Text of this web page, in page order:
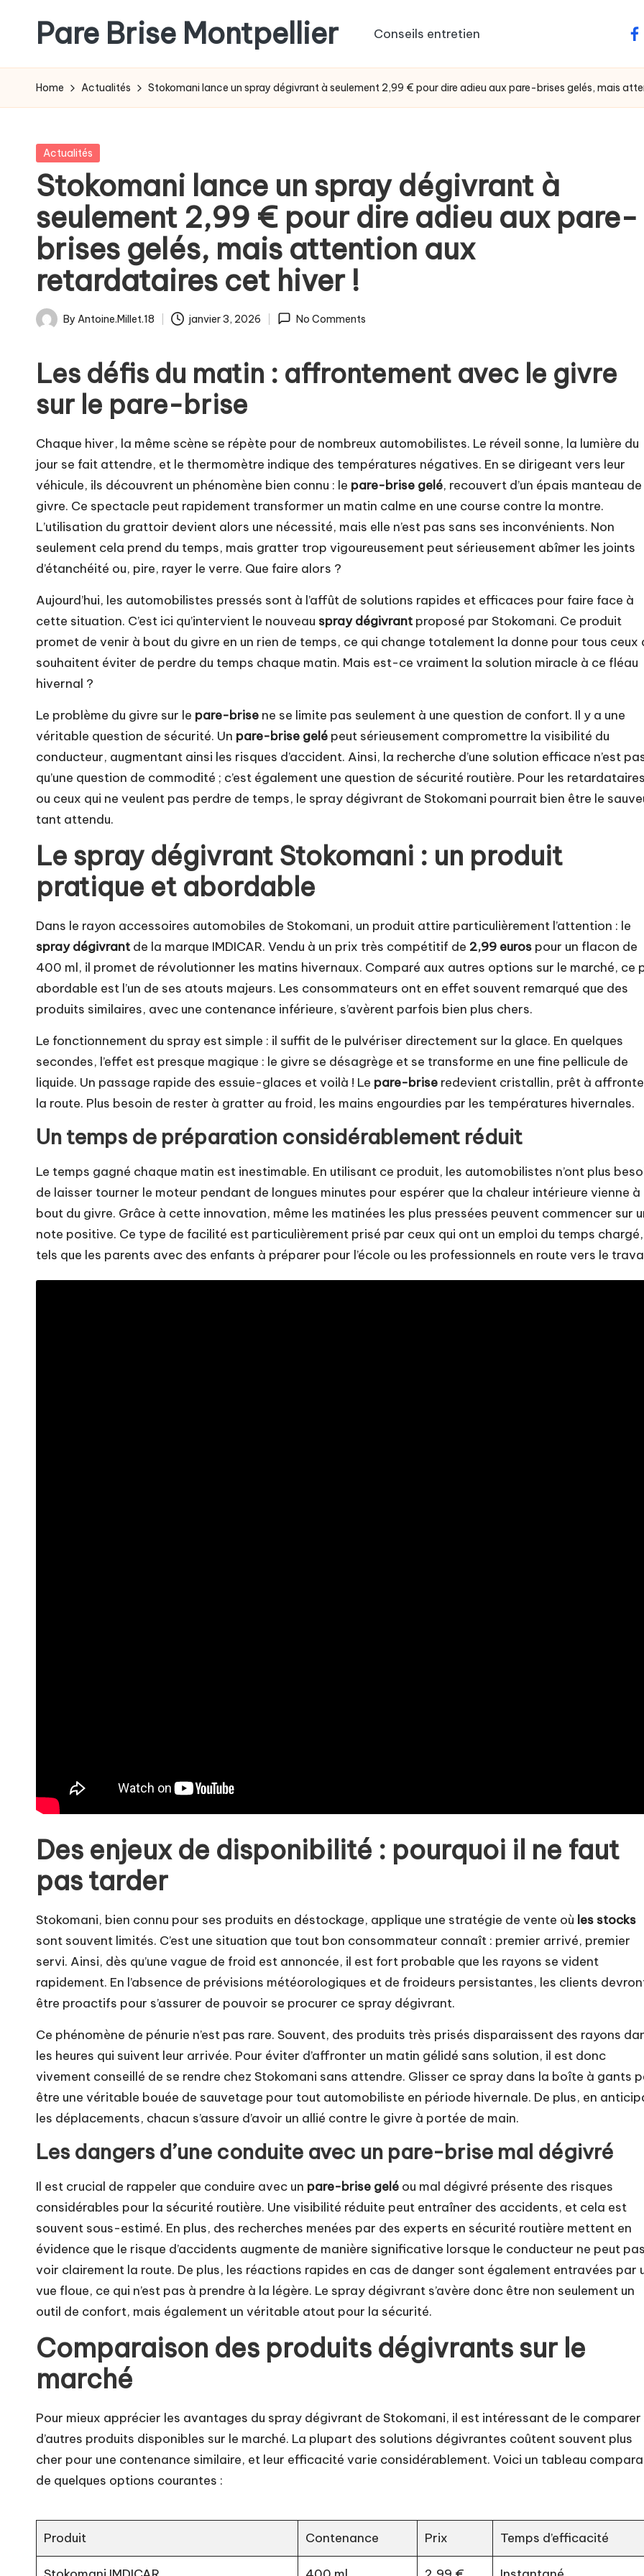
content
Pare Brise Montpellier Conseils entretien
Home Actualités Stokomani lance un spray dégivrant à seulement 2,99 € pour dire adieu aux pare-brises gelés, mais
Posted
Actualités
Stokomani lance un spray dégivrant à
seulement 2,99 € pour dire adieu aux pare-
brises gelés, mais attention aux
retardataires cet hiver !
Posted
By Antoine.Millet.18 janvier 3, 2026 No Comments
Les défis du matin : affrontement avec le givre
sur le pare-brise
Chaque hiver, la même scène se répète pour de nombreux automobilistes. Le réveil sonne, la lumière du
jour se fait attendre, et le thermomètre indique des températures négatives. En se dirigeant vers leur
véhicule, ils découvrent un phénomène bien connu : le pare-brise gelé, recouvert d’un épais manteau de
givre. Ce spectacle peut rapidement transformer un matin calme en une course contre la montre.
L’utilisation du grattoir devient alors une nécessité, mais elle n’est pas sans ses inconvénients. Non
seulement cela prend du temps, mais gratter trop vigoureusement peut sérieusement abîmer les joints
d’étanchéité ou, pire, rayer le verre. Que faire alors ?
Aujourd’hui, les automobilistes pressés sont à l’affût de solutions rapides et efficaces pour faire face à
cette situation. C’est ici qu’intervient le nouveau spray dégivrant proposé par Stokomani. Ce produit
promet de venir à bout du givre en un rien de temps, ce qui change totalement la donne pour tous ceux
souhaitent éviter de perdre du temps chaque matin. Mais est-ce vraiment la solution miracle à ce fléau
hivernal ?
Le problème du givre sur le pare-brise ne se limite pas seulement à une question de confort. Il y a une
véritable question de sécurité. Un pare-brise gelé peut sérieusement compromettre la visibilité du
conducteur, augmentant ainsi les risques d’accident. Ainsi, la recherche d’une solution efficace n’est
qu’une question de commodité ; c’est également une question de sécurité routière. Pour les retardataires
ou ceux qui ne veulent pas perdre de temps, le spray dégivrant de Stokomani pourrait bien être le
tant attendu.
Le spray dégivrant Stokomani : un produit
pratique et abordable
Dans le rayon accessoires automobiles de Stokomani, un produit attire particulièrement l’attention : le
spray dégivrant de la marque IMDICAR. Vendu à un prix très compétitif de 2,99 euros pour un flacon de
400 ml, il promet de révolutionner les matins hivernaux. Comparé aux autres options sur le marché, ce
abordable est l’un de ses atouts majeurs. Les consommateurs ont en effet souvent remarqué que des
produits similaires, avec une contenance inférieure, s’avèrent parfois bien plus chers.
Le fonctionnement du spray est simple : il suffit de le pulvériser directement sur la glace. En quelques
secondes, l’effet est presque magique : le givre se désagrège et se transforme en une fine pellicule de
liquide. Un passage rapide des essuie-glaces et voilà ! Le pare-brise redevient cristallin, prêt à
la route. Plus besoin de rester à gratter au froid, les mains engourdies par les températures hivernales.
Un temps de préparation considérablement réduit
Le temps gagné chaque matin est inestimable. En utilisant ce produit, les automobilistes n’ont plus
de laisser tourner le moteur pendant de longues minutes pour espérer que la chaleur intérieure vienne à
bout du givre. Grâce à cette innovation, même les matinées les plus pressées peuvent commencer sur
note positive. Ce type de facilité est particulièrement prisé par ceux qui ont un emploi du temps chargé,
tels que les parents avec des enfants à préparer pour l’école ou les professionnels en route vers le
Des enjeux de disponibilité : pourquoi il ne faut
pas tarder
Stokomani, bien connu pour ses produits en déstockage, applique une stratégie de vente où les stocks
sont souvent limités. C’est une situation que tout bon consommateur connaît : premier arrivé, premier
servi. Ainsi, dès qu’une vague de froid est annoncée, il est fort probable que les rayons se vident
rapidement. En l’absence de prévisions météorologiques et de froideurs persistantes, les clients
être proactifs pour s’assurer de pouvoir se procurer ce spray dégivrant.
Ce phénomène de pénurie n’est pas rare. Souvent, des produits très prisés disparaissent des rayons
les heures qui suivent leur arrivée. Pour éviter d’affronter un matin gélidé sans solution, il est donc
vivement conseillé de se rendre chez Stokomani sans attendre. Glisser ce spray dans la boîte à gants
être une véritable bouée de sauvetage pour tout automobiliste en période hivernale. De plus, en
les déplacements, chacun s’assure d’avoir un allié contre le givre à portée de main.
Les dangers d’une conduite avec un pare-brise mal dégivré
Il est crucial de rappeler que conduire avec un pare-brise gelé ou mal dégivré présente des risques
considérables pour la sécurité routière. Une visibilité réduite peut entraîner des accidents, et cela est
souvent sous-estimé. En plus, des recherches menées par des experts en sécurité routière mettent en
évidence que le risque d’accidents augmente de manière significative lorsque le conducteur ne peut pas
voir clairement la route. De plus, les réactions rapides en cas de danger sont également entravées par
vue floue, ce qui n’est pas à prendre à la légère. Le spray dégivrant s’avère donc être non seulement un
outil de confort, mais également un véritable atout pour la sécurité.
Comparaison des produits dégivrants sur le
marché
Pour mieux apprécier les avantages du spray dégivrant de Stokomani, il est intéressant de le comparer
d’autres produits disponibles sur le marché. La plupart des solutions dégivrantes coûtent souvent plus
cher pour une contenance similaire, et leur efficacité varie considérablement. Voici un tableau
de quelques options courantes :
Produit Contenance Prix Temps d’efficacité